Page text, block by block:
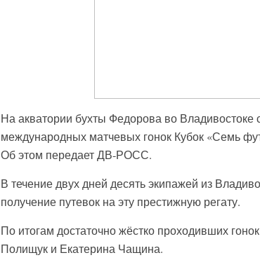
На акватории бухты Федорова во
международных матчевых гонок Кубок «Семь
Об этом передает ДВ-РОСС.
В течение двух дней десять экипажей из
получение путевок на эту престижную регату.
По итогам достаточно жёстко проходивших
Полищук и Екатерина Чащина.